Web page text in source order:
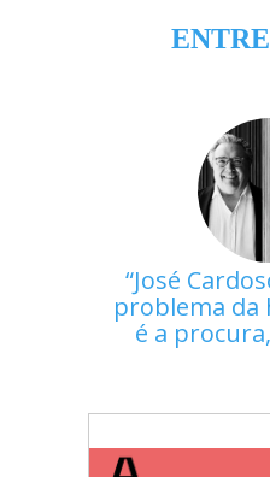
José
problema da
é a